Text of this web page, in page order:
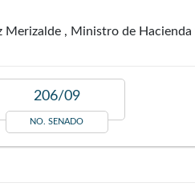
Merizalde , Ministro de
206/09
NO. SENADO